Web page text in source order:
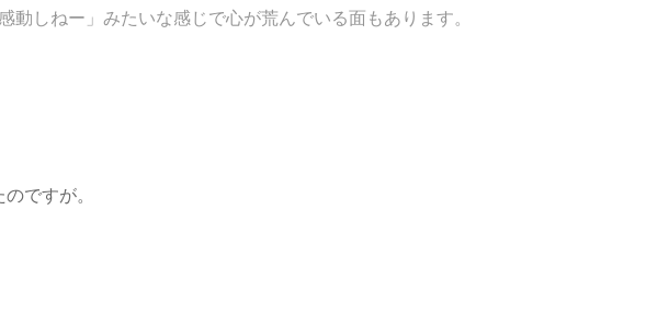
動しねー」みたいな感じで心が荒んでいる面もあります。
ですが。